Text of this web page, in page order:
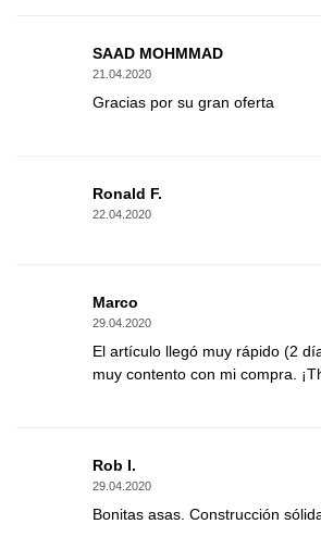
SAAD MOHMMAD
21.04.2020
Gracias por su gran oferta
Ronald F.
22.04.2020
Marco
29.04.2020
El artículo llegó muy rápido (2
muy contento con mi compra.
Rob I.
29.04.2020
Bonitas asas. Construcción